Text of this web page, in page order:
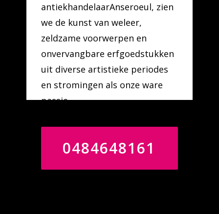
antiekhandelaarAnseroeul, zien
we de kunst van weleer,
zeldzame voorwerpen en
onvervangbare erfgoedstukken
uit diverse artistieke periodes
en stromingen als onze ware
passie.
0484648161